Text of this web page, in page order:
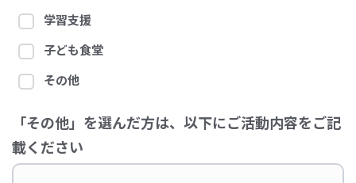
学習支援
子ども食堂
その他
「その他」を選んだ方は、以下にご活動内容をご記
載ください